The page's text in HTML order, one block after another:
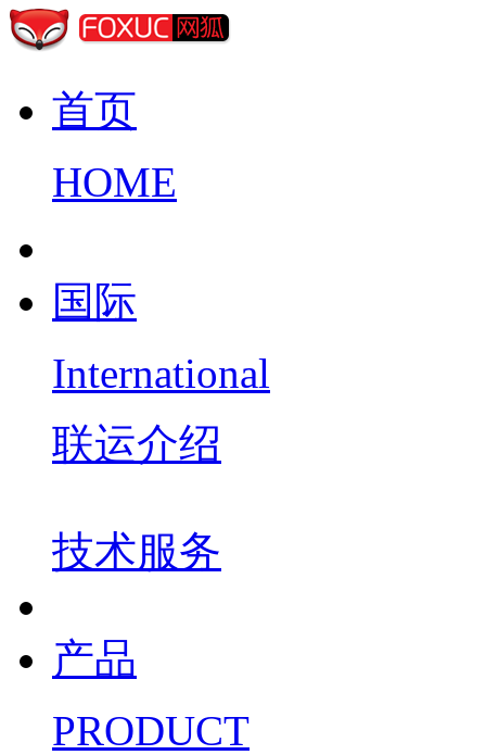
首页
HOME
国际
International
联运介绍
技术服务
产品
PRODUCT